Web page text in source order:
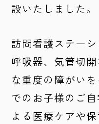
設いたしました。
訪問看護ステー
呼吸器、気管切
な重度の障がい
でのお子様のご
よる医療ケアや